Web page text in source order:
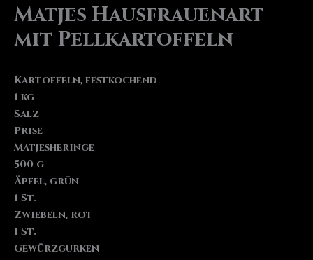
Matjes Hausfrauenart
mit Pellkartoffeln
Kartoffeln, festkochend
1 kg
Salz
Prise
Matjesheringe
500 g
Äpfel, grün
1 St.
Zwiebeln, rot
1 St.
Gewürzgurken